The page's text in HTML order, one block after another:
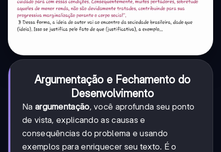
Argumentação e Fechamento do
Desenvolvimento
Na argumentação, você aprofunda seu ponto
de vista, explicando as causas e
consequências do problema e usando
exemplos para enriquecer seu texto. É o